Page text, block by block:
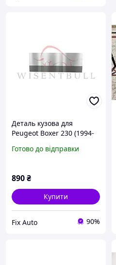
Деталь кузова для
Peugeot Boxer 230 (1994-
сталь 1.2 mm
Готово до відправки
890₴
Купити
Fix Auto 90%